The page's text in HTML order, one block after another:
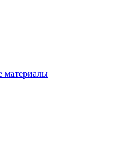
материалы